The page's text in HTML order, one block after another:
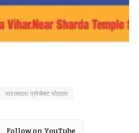
भारतमाला प्रोजेक्ट घोटाला